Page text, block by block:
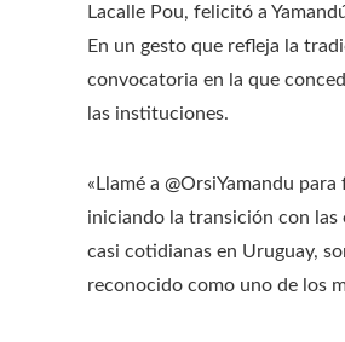
Lacalle Pou, felicitó a
En un gesto que refleja la
convocatoria en la que
las instituciones.
«Llamé a @OrsiYamandu
iniciando la transición con las
casi cotidianas en Uruguay,
reconocido como uno de los